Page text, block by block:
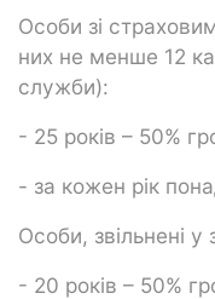
Особи зі
них не менше 12
служби):
- 25 років – 50%
- за кожен рік
Особи, звільнені
- 20 років – 50%